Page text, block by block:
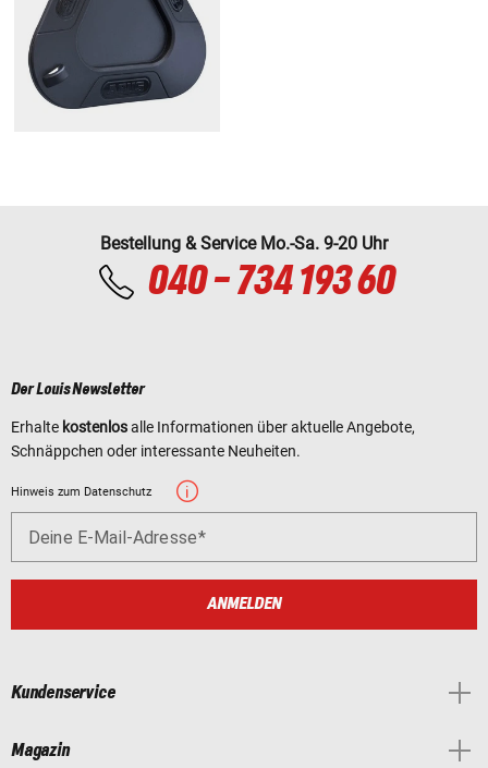
Bestellung & Service Mo.-Sa. 9-20 Uhr
040 - 734 193 60
Der Louis Newsletter
Erhalte kostenlosalle Informationen über aktuelle Angebote,
Schnäppchen oder interessante Neuheiten.
Hinweis zum Datenschutz
Deine E-Mail-Adresse
ANMELDEN
Kundenservice
Magazin